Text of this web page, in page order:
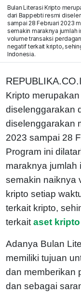
Bulan Literasi Kripto
dari Bappebti resmi
sampai 28 Februari 2023
semakin maraknya jumlah
volume transaksi
negatif terkait kripto,
Indonesia.
Kripto
diselenggarakan
diselenggarakan
2023 sampai 28
Program ini
maraknya jumlah
semakin naiknya
kripto setiap
terkait kripto,
terkait aset kripto
Adanya Bulan
memiliki tujuan
dan memberikan
dan sebagai